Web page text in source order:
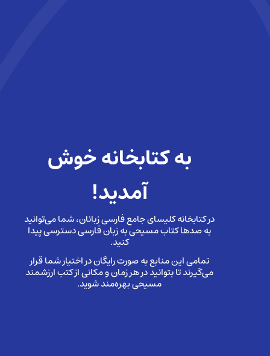
به کتابخانه‌ خوش
آمدید!
در کتابخانه کلیسای جامع فارسی زبانان، شما می‌توانید
به صدها کتاب مسیحی به زبان فارسی دسترسی پیدا
کنید.
تمامی این منابع به صورت رایگان در اختیار شما قرار
می‌گیرند تا بتوانید در هر زمان و مکانی از کتب ارزشمند
مسیحی بهره‌مند شوید.